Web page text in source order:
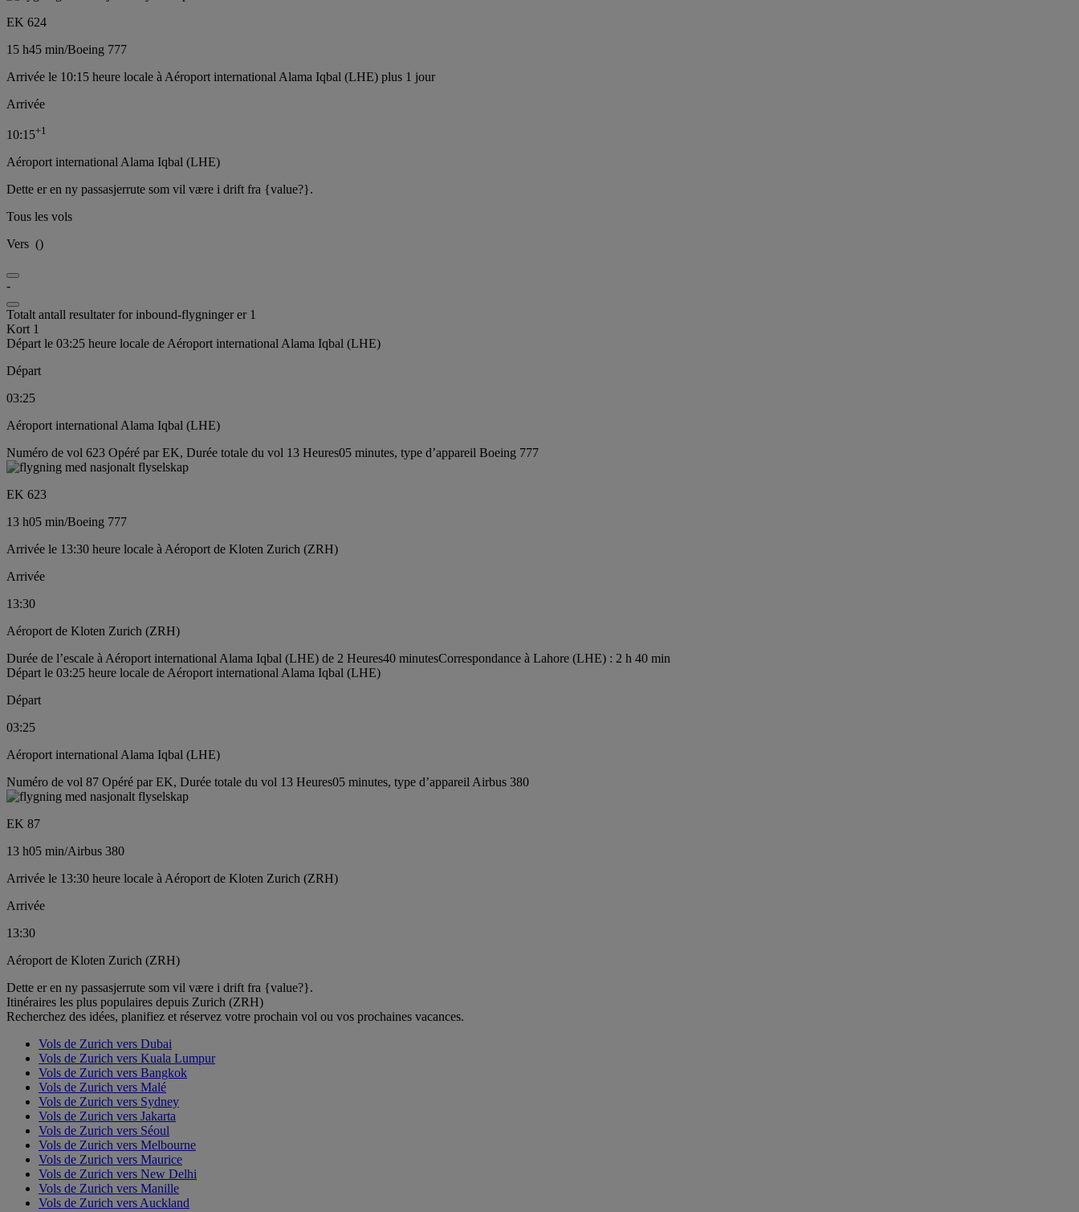
EK 624
15 h45 min/Boeing 777
Arrivée le 10:15 heure locale à Aéroport international Alama Iqbal (LHE) plus 1 jour
Arrivée
10:15+1
Aéroport international Alama Iqbal (LHE)
Dette er en ny passasjerrute som vil være i drift fra {value?}.
Tous les vols
Vers ()
-
Totalt antall resultater for inbound-flygninger er 1
Kort 1
Départ le 03:25 heure locale de Aéroport international Alama Iqbal (LHE)
Départ
03:25
Aéroport international Alama Iqbal (LHE)
Numéro de vol 623 Opéré par EK, Durée totale du vol 13 Heures05 minutes, type d’appareil Boeing 777
EK 623
13 h05 min/Boeing 777
Arrivée le 13:30 heure locale à Aéroport de Kloten Zurich (ZRH)
Arrivée
13:30
Aéroport de Kloten Zurich (ZRH)
Durée de l’escale à Aéroport international Alama Iqbal (LHE) de 2 Heures40 minutesCorrespondance à Lahore (LHE) : 2 h 40 min
Départ le 03:25 heure locale de Aéroport international Alama Iqbal (LHE)
Départ
03:25
Aéroport international Alama Iqbal (LHE)
Numéro de vol 87 Opéré par EK, Durée totale du vol 13 Heures05 minutes, type d’appareil Airbus 380
EK 87
13 h05 min/Airbus 380
Arrivée le 13:30 heure locale à Aéroport de Kloten Zurich (ZRH)
Arrivée
13:30
Aéroport de Kloten Zurich (ZRH)
Dette er en ny passasjerrute som vil være i drift fra {value?}.
Itinéraires les plus populaires depuis Zurich (ZRH)
Recherchez des idées, planifiez et réservez votre prochain vol ou vos prochaines vacances.
Vols de Zurich vers Dubai
Vols de Zurich vers Kuala Lumpur
Vols de Zurich vers Bangkok
Vols de Zurich vers Malé
Vols de Zurich vers Sydney
Vols de Zurich vers Jakarta
Vols de Zurich vers Séoul
Vols de Zurich vers Melbourne
Vols de Zurich vers Maurice
Vols de Zurich vers New Delhi
Vols de Zurich vers Manille
Vols de Zurich vers Auckland